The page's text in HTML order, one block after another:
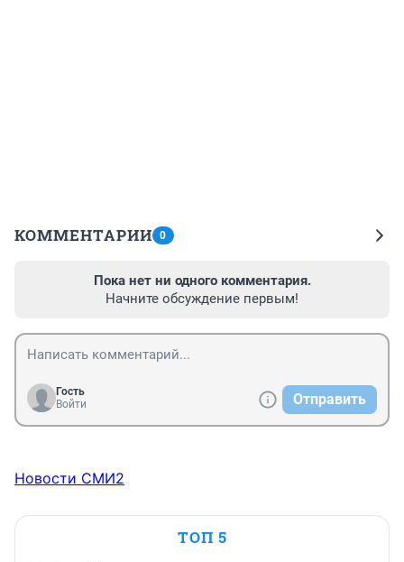
КОММЕНТАРИИ 0
Пока нет ни одного комментария.
Начните обсуждение первым!
Гость
Войти
Отправить
Новости СМИ2
ТОП 5